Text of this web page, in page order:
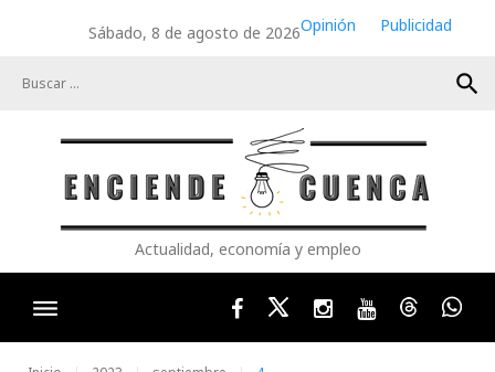
Sábado, 8 de agosto de 2026Opinión
Publicidad
search
Actualidad, economía y empleo
FacebookTwitterInstagram
YoutubeThreads